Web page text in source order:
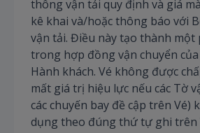
thông vận tải quy định và giá
kê khai và/hoặc thông báo với
vận tải. Điều này tạo thành một
trong hợp đồng vận chuyển
Hành khách. Vé không được
mất giá trị hiệu lực nếu các Tờ
các chuyến bay đề cập trên Vé)
dụng theo đúng thứ tự ghi trên